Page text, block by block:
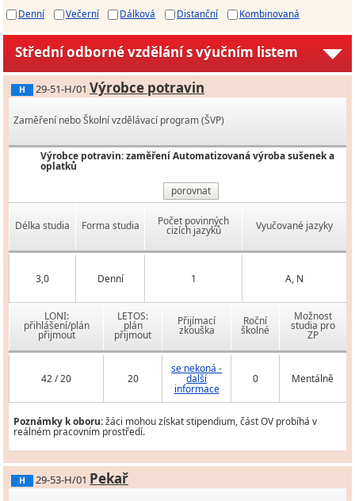
Denní
Večerní Dálková Distanční Kombinovaná
Střední odborné vzdělání s výučním listem
H 29-51-H/01 Výrobce potravin
Zaměření nebo Školní vzdělávací program (ŠVP)
Výrobce potravin: zaměření Automatizovaná výroba sušenek a
oplatků
porovnat
Délka studia Forma studia Počet povinných
cizích jazyků Vyučované jazyky
3,0 Denní 1 A, N
LONI:
přihlášení/plán
přijmout
LETOS:
plán
přijmout
Přijímací
zkouška
Roční
školné
Možnost
studia pro
ZP
42 / 20 20
se nekoná -
další
informace
0 Mentálně
Poznámky k oboru:žáci mohou získat stipendium, část OV probíhá v
reálném pracovním prostředí.
H 29-53-H/01 Pekař